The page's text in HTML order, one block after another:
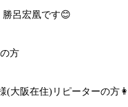
呂宏凰です😊
方
(大阪在住)リピーターの方👩